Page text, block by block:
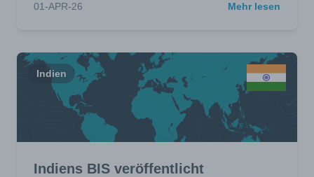
01-APR-26 Mehr lesen
Indien
Indiens BIS veröffentlicht